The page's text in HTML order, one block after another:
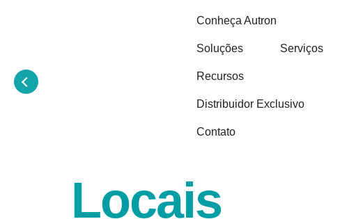
Conheça Autron
Soluções Serviços
Recursos
Distribuidor Exclusivo
Contato
Locais